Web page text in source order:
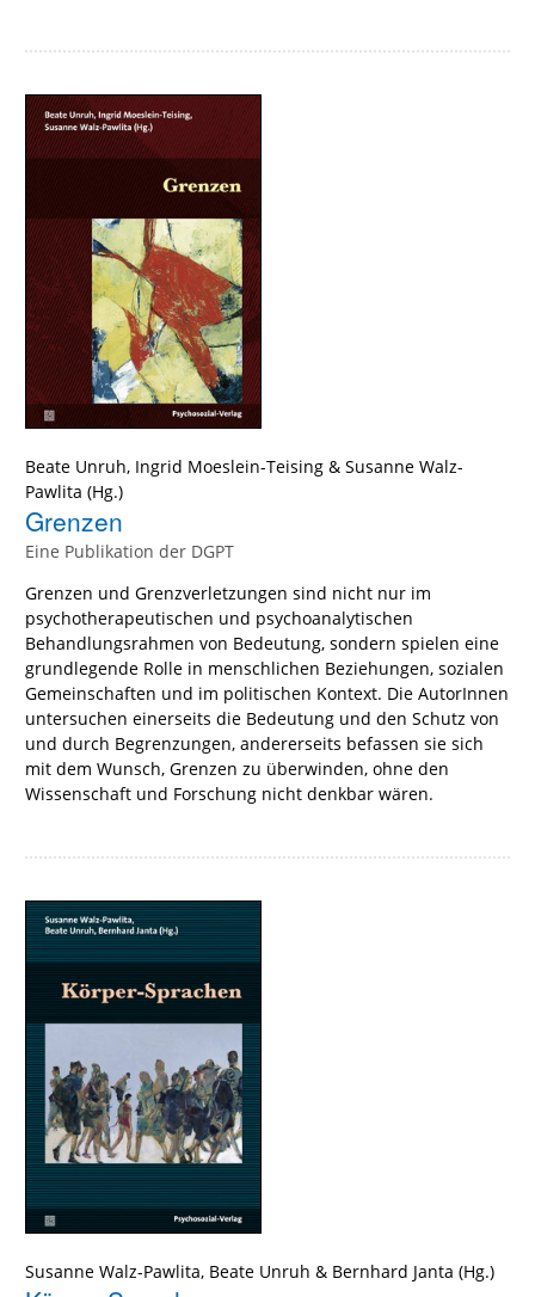
Beate Unruh, Ingrid Moeslein-Teising & Susanne Walz-
Pawlita (Hg.)
Grenzen
Eine Publikation der DGPT
Grenzen und Grenzverletzungen sind nicht nur im
psychotherapeutischen und psychoanalytischen
Behandlungsrahmen von Bedeutung, sondern spielen eine
grundlegende Rolle in menschlichen Beziehungen, sozialen
Gemeinschaften und im politischen Kontext. Die AutorInnen
untersuchen einerseits die Bedeutung und den Schutz von
und durch Begrenzungen, andererseits befassen sie sich
mit dem Wunsch, Grenzen zu überwinden, ohne den
Wissenschaft und Forschung nicht denkbar wären.
Susanne Walz-Pawlita, Beate Unruh & Bernhard Janta (Hg.)